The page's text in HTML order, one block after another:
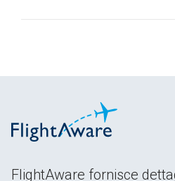
FlightAware fornisce